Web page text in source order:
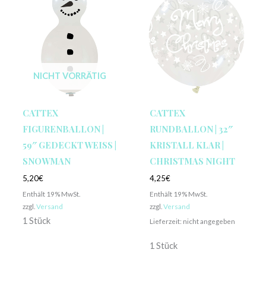
NICHT VORRÄTIG
CATTEX
FIGURENBALLON |
59″ GEDECKT WEISS | S
NOWMAN
5,20€
Enthält 19% MwSt.
zzgl. Versand
1 Stück
CATTEX
RUNDBALLON | 32″
KRISTALL KLAR |
CHRISTMAS NIGHT
4,25€
Enthält 19% MwSt.
zzgl. Versand
Lieferzeit: nicht angegeben
1 Stück